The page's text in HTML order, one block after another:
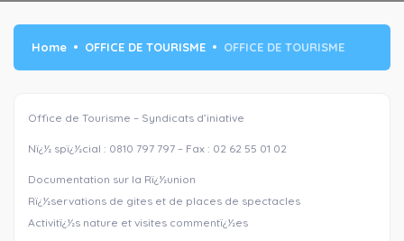
Home OFFICE DE TOURISME OFFICE DE TOURISME
Office de Tourisme – Syndicats d’iniative
Nï¿½ spï¿½cial : 0810 797 797 – Fax : 02 62 55 01 02
Documentation sur la Rï¿½union
Rï¿½servations de gites et de places de spectacles
Activitï¿½s nature et visites commentï¿½es